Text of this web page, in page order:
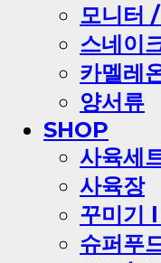
모니터
스네이
카멜레
양서류
SHOP
사육세
사육장
꾸미기
슈퍼푸